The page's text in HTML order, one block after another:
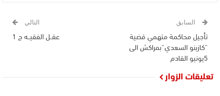
السابق
تأجيل محاكمة متهمي قضية
“كازينو السعدي”بمراكش الى
5يونيو القادم
التالي
عقــل الفقيــه ج 1
تعليقات الزوار